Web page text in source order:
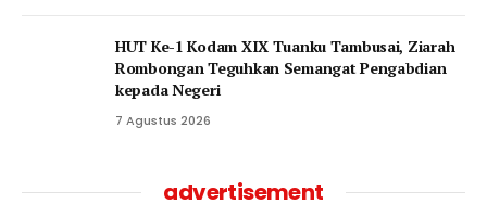
HUT Ke-1 Kodam XIX Tuanku Tambusai, Ziarah
Rombongan Teguhkan Semangat Pengabdian
kepada Negeri
7 Agustus 2026
advertisement